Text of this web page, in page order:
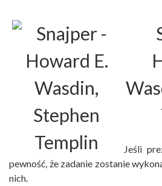
Jeśli
pewność, że zadanie zostanie
nich.